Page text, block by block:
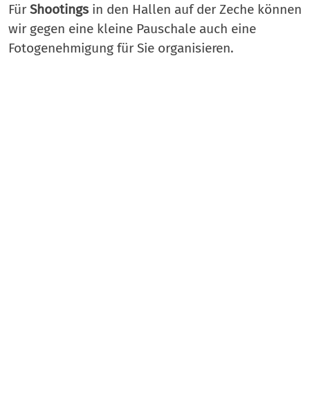
Für Shootings in den Hallen auf der Zeche können
wir gegen eine kleine Pauschale auch eine
Fotogenehmigung für Sie organisieren.